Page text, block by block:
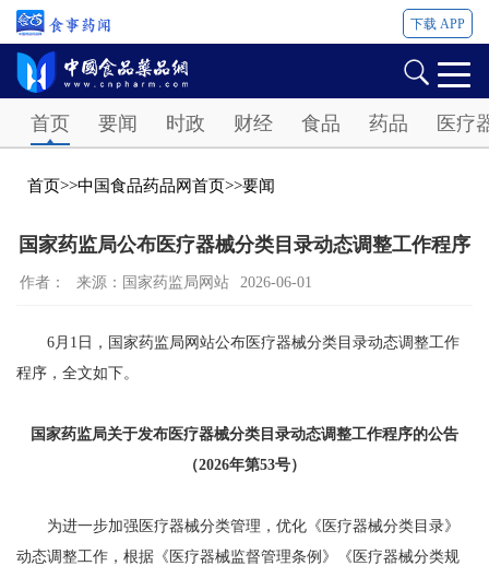
下载 APP
首页 要闻 时政 财经 食品 药品 医疗
首页>>中国食品药品网首页>>要闻
国家药监局公布医疗器械分类目录动态调整工作程序
作者： 来源：国家药监局网站 2026-06-01
6月1日，国家药监局网站公布医疗器械分类目录动态调整工作
程序，全文如下。
国家药监局关于发布医疗器械分类目录动态调整工作程序的公告
（2026年第53号）
为进一步加强医疗器械分类管理，优化《医疗器械分类目录》
动态调整工作，根据《医疗器械监督管理条例》《医疗器械分类规